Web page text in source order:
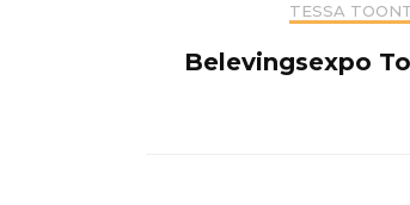
TESSA
Belevingsexpo